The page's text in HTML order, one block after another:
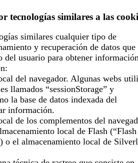
tecnologías similares a las
similares cualquier tipo de
y recuperación de datos que
usuario para obtener
del navegador. Algunas webs
llamados “sessionStorage” y
la base de datos indexada del
información.
de los complementos del
local de Flash (“Flash
o el almacenamiento local de